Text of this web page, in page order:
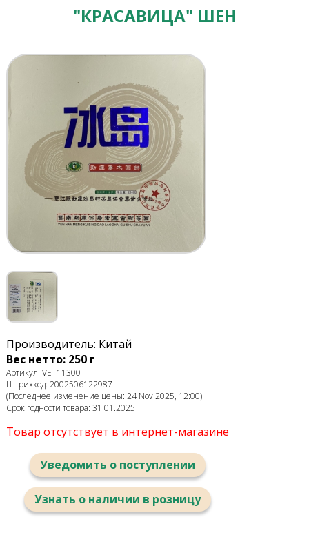
"КРАСАВИЦА" ШЕН
Производитель: Китай
Вес нетто: 250 г
Артикул: VET11300
Штрихкод: 2002506122987
(Последнее изменение цены: 24 Nov 2025, 12:00)
Срок годности товара: 31.01.2025
Товар отсутствует в интернет-магазине
Уведомить о поступлении
Узнать о наличии в розницу